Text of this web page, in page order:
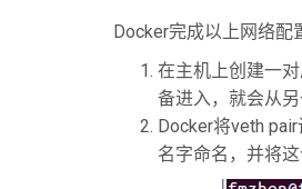
Docker完成以上网络配
在主机上创建一
备进入，就会从
Docker将veth
名字命名，并将